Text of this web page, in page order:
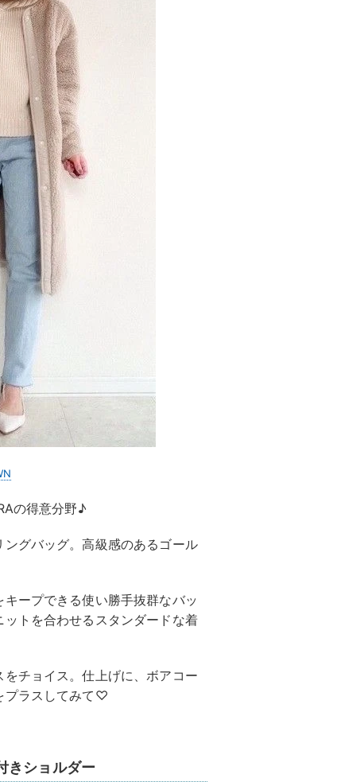
の得意分野♪
グバッグ。高級感のあるゴール
ープできる使い勝手抜群なバッ
トを合わせるスタンダードな着
チョイス。仕上げに、ボアコー
プラスしてみて♡
きショルダー